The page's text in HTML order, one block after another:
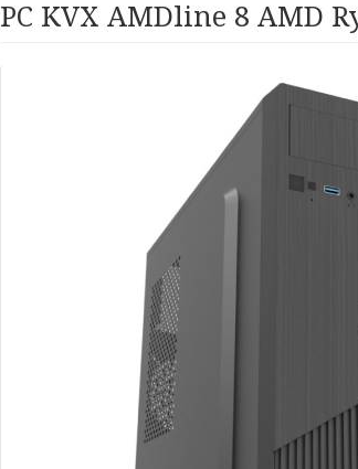
PC KVX AMDline 8 AMD